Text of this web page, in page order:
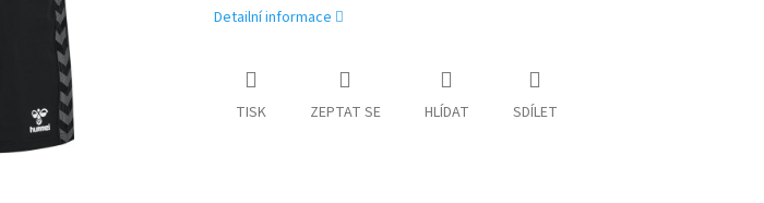
Detailní informace
TISK ZEPTAT SE HLÍDAT SDÍLET